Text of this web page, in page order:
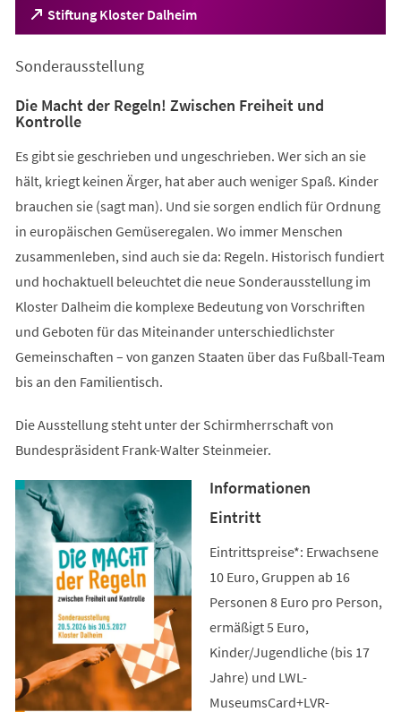
Stiftung Kloster Dalheim
(Öffnet
in
neuen
Sonderausstellung
Die Macht der Regeln! Zwischen Freiheit und
Kontrolle
Es gibt sie geschrieben und ungeschrieben. Wer sich an sie
hält, kriegt keinen Ärger, hat aber auch weniger Spaß. Kinder
brauchen sie (sagt man). Und sie sorgen endlich für Ordnung
in europäischen Gemüseregalen. Wo immer Menschen
zusammenleben, sind auch sie da: Regeln. Historisch fundiert
und hochaktuell beleuchtet die neue Sonderausstellung im
Kloster Dalheim die komplexe Bedeutung von Vorschriften
und Geboten für das Miteinander unterschiedlichster
Gemeinschaften – von ganzen Staaten über das Fußball-Team
bis an den Familientisch.
Die Ausstellung steht unter der Schirmherrschaft von
Bundespräsident Frank-Walter Steinmeier.
Informationen
Eintritt
Eintrittspreise*: Erwachsene
10 Euro, Gruppen ab 16
Personen 8 Euro pro Person,
ermäßigt 5 Euro,
Kinder/Jugendliche (bis 17
Jahre) und LWL-
MuseumsCard+LVR-